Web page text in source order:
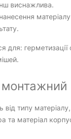
виснажлива.
для:
від типу
та матеріал